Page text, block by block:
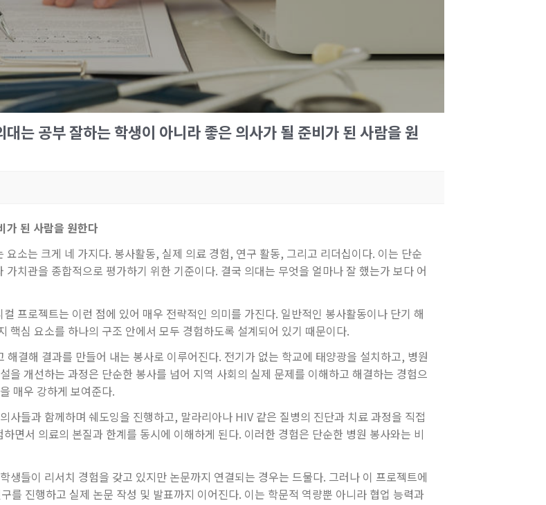
는 공부 잘하는 학생이 아니라 좋은 의사가 될 준비가 된 사람을 원
가 된 사람을 원한다
소는 크게 네 가지다. 봉사활동, 실제 의료 경험, 연구 활동, 그리고 리더십이다. 이는 단순
치관을 종합적으로 평가하기 위한 기준이다. 결국 의대는 무엇을 얼마나 잘 했는가 보다 어
프로젝트는 이런 점에 있어 매우 전략적인 의미를 가진다. 일반적인 봉사활동이나 단기 해
핵심 요소를 하나의 구조 안에서 모두 경험하도록 설계되어 있기 때문이다.
결해 결과를 만들어 내는 봉사로 이루어진다. 전기가 없는 학교에 태양광을 설치하고, 병원
을 개선하는 과정은 단순한 봉사를 넘어 지역 사회의 실제 문제를 이해하고 해결하는 경험으
매우 강하게 보여준다.
사들과 함께하며 쉐도잉을 진행하고, 말라리아나 HIV 같은 질병의 진단과 치료 과정을 직접
면서 의료의 본질과 한계를 동시에 이해하게 된다. 이러한 경험은 단순한 병원 봉사와는 비
생들이 리서치 경험을 갖고 있지만 논문까지 연결되는 경우는 드물다. 그러나 이 프로젝트에
를 진행하고 실제 논문 작성 및 발표까지 이어진다. 이는 학문적 역량뿐 아니라 협업 능력과